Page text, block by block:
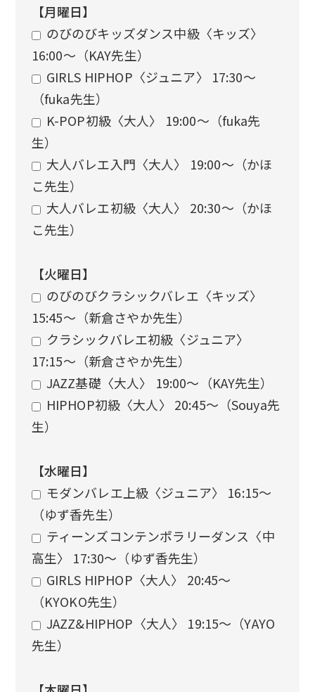
【月曜日】
のびのびキッズダンス中級〈キッズ〉
16:00〜（KAY先生）
GIRLS HIPHOP〈ジュニア〉 17:30〜
（fuka先生）
K-POP初級〈大人〉 19:00〜（fuka先
生）
大人バレエ入門〈大人〉 19:00〜（かほ
こ先生）
大人バレエ初級〈大人〉 20:30〜（かほ
こ先生）
【火曜日】
のびのびクラシックバレエ〈キッズ〉
15:45〜（新倉さやか先生）
クラシックバレエ初級〈ジュニア〉
17:15〜（新倉さやか先生）
JAZZ基礎〈大人〉 19:00〜（KAY先生）
HIPHOP初級〈大人〉 20:45〜（Souya先
生）
【水曜日】
モダンバレエ上級〈ジュニア〉 16:15〜
（ゆず香先生）
ティーンズコンテンポラリーダンス〈中
高生〉 17:30〜（ゆず香先生）
GIRLS HIPHOP〈大人〉 20:45〜
（KYOKO先生）
JAZZ&HIPHOP〈大人〉 19:15〜（YAYO
先生）